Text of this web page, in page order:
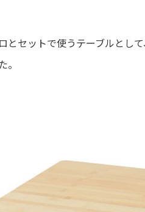
とセットで使うテーブルとし
。